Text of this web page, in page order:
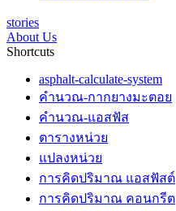
stories
About Us
Shortcuts
asphalt-calculate-system
คำนวณ-กากยางมะตอย
คำนวณ-แอสฟัส
ตารางหน่วย
แปลงหน่วย
การคิดปริมาณ แอสฟัสต์
การคิดปริมาณ คอนกรีต